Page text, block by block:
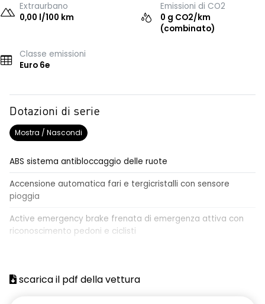
Extraurbano
0,00 l/100 km
Emissioni di CO2
0 g CO2/km
(combinato)
Classe emissioni
Euro 6e
Dotazioni di serie
Mostra / Nascondi
ABS sistema antibloccaggio delle ruote
Accensione automatica fari e tergicristalli con sensore
pioggia
Active emergency brake frenata di emergenza attiva con
riconoscimento pedoni e ciclisti
Airbag laterali a tendina anteriori e posteriori
scarica il pdf della vettura